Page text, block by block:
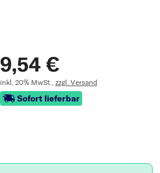
9,54 €
inkl. 20% MwSt., zzgl. Versand
Sofort lieferbar